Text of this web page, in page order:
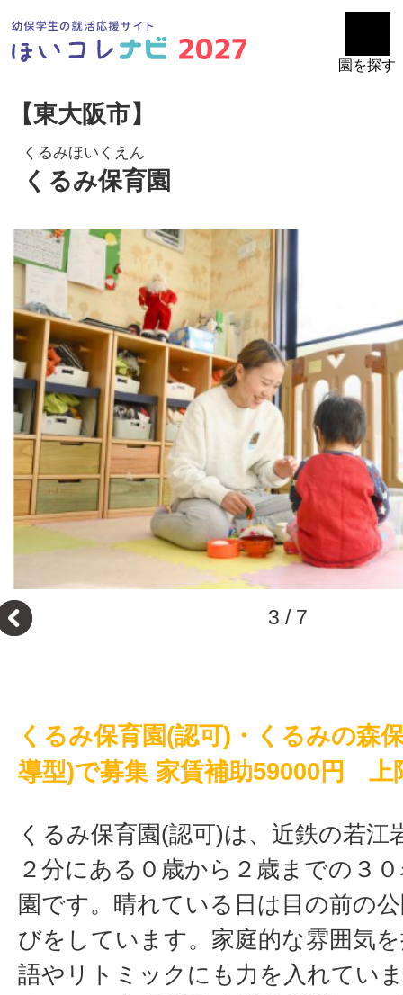
園を探す
【東大阪市】
くるみほいくえん
くるみ保育園
3 / 7
くるみ保育園(認可)・くるみの森
導型)で募集 家賃補助59000円 上
くるみ保育園(認可)は、近鉄の若江
２分にある０歳から２歳までの３
園です。晴れている日は目の前の
びをしています。家庭的な雰囲気
語やリトミックにも力を入れてい